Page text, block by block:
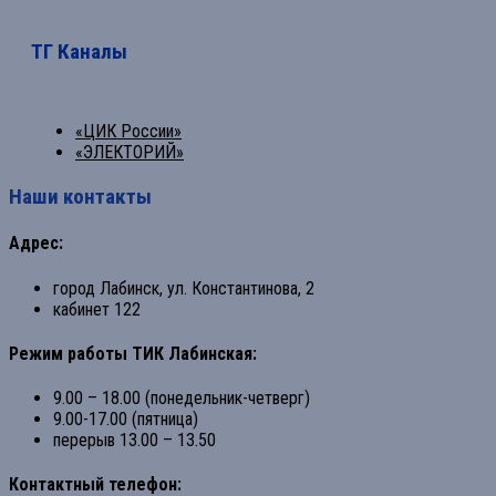
ТГ Каналы
«ЦИК России»
«ЭЛЕКТОРИЙ»
Наши контакты
Адрес:
город Лабинск, ул. Константинова, 2
кабинет 122
Режим работы ТИК Лабинская:
9.00 – 18.00 (понедельник-четверг)
9.00-17.00 (пятница)
перерыв 13.00 – 13.50
Контактный телефон: